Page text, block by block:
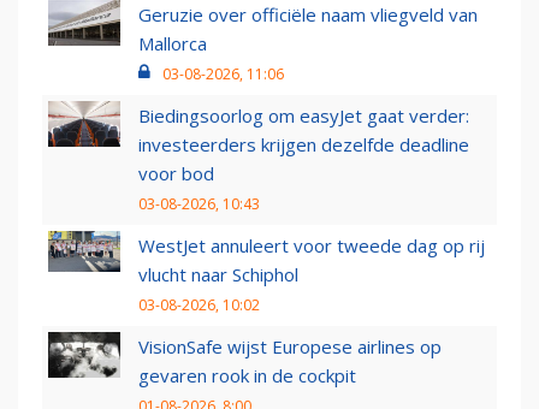
Geruzie over officiële naam vliegveld van
Mallorca
03-08-2026, 11:06
Biedingsoorlog om easyJet gaat verder:
investeerders krijgen dezelfde deadline
voor bod
03-08-2026, 10:43
WestJet annuleert voor tweede dag op rij
vlucht naar Schiphol
03-08-2026, 10:02
VisionSafe wijst Europese airlines op
gevaren rook in de cockpit